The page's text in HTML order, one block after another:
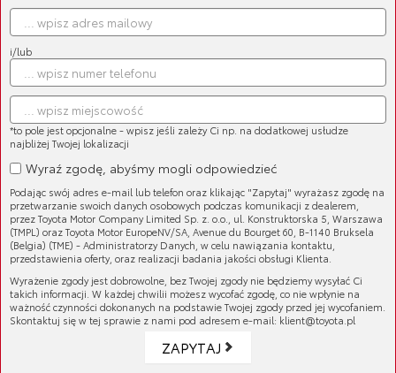
1 933,56 zł
Oryginalny, regenerowany alternator Toyoty.
Alternator to nieodłączny element wyposażenia
każdego auta. Zadaniem tego podzespołu jest
zamiana energii mechanicznej na elektryczną, co
pozwala na utrzymanie akumulatora w stanie
naładowania i zasilenie urządzeń elektrycznych.
O usterce alternatora może świadczyć nierówna
i/lub
*to pole jest opcjonalne - wpisz jeśli zależy Ci np. na dodatkowej usłudze
najbliżej Twojej lokalizacji
Wyraź zgodę, abyśmy mogli odpowiedzieć
Podając swój adres e-mail lub telefon oraz klikając "Zapytaj" wyrażasz zgodę na
przetwarzanie swoich danych osobowych podczas komunikacji z dealerem,
przez Toyota Motor Company Limited Sp. z. o.o., ul. Konstruktorska 5, Warszawa
(TMPL) oraz Toyota Motor EuropeNV/SA, Avenue du Bourget 60, B-1140 Bruksela
(Belgia) (TME) - Administratorzy Danych, w celu nawiązania kontaktu,
przedstawienia oferty, oraz realizacji badania jakości obsługi Klienta.
Wyrażenie zgody jest dobrowolne, bez Twojej zgody nie będziemy wysyłać Ci
takich informacji. W każdej chwilii możesz wycofać zgodę, co nie wpłynie na
ważność czynności dokonanych na podstawie Twojej zgody przed jej wycofaniem.
Skontaktuj się w tej sprawie z nami pod adresem e-mail: klient@toyota.pl
ZAPYTAJ